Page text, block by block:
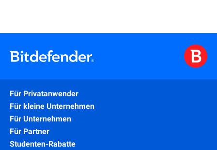
Für Privatanwender
Für kleine Unternehmen
Für Unternehmen
Für Partner
Studenten-Rabatte